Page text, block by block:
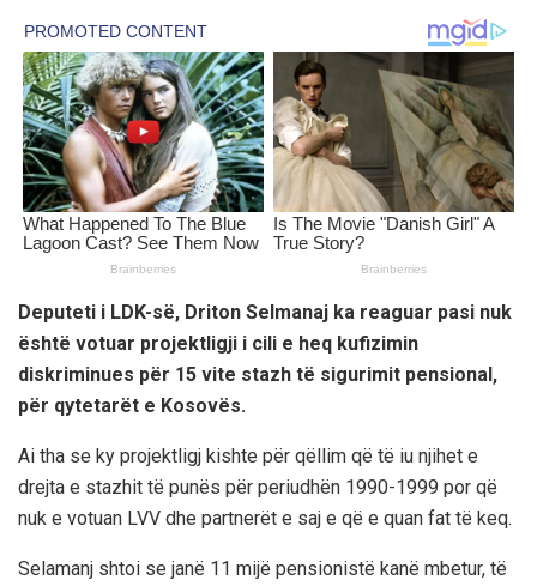
Deputeti i LDK-së, Driton Selmanaj ka reaguar pasi nuk
është votuar projektligji i cili e heq kufizimin
diskriminues për 15 vite stazh të sigurimit pensional,
për qytetarët e Kosovës.
Ai tha se ky projektligj kishte për qëllim që të iu njihet e
drejta e stazhit të punës për periudhën 1990-1999 por që
nuk e votuan LVV dhe partnerët e saj e që e quan fat të keq.
Selamanj shtoi se janë 11 mijë pensionistë kanë mbetur, të